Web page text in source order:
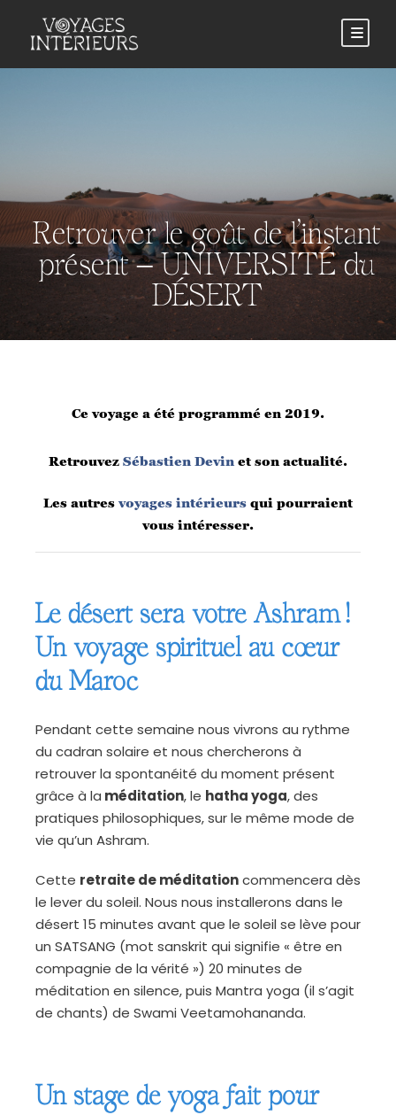
Retrouver le goût de l’instant
présent – UNIVERSITÉ du
DÉSERT
Ce voyage a été programmé en 2019.
Retrouvez Sébastien Devin et son actualité.
Les autresvoyages intérieurs qui pourraient
vous intéresser.
Le désert sera votre Ashram!
Un voyage spirituel au cœur
du Maroc
Pendant cette semaine nous vivrons au rythme
du cadran solaire et nous chercherons à
retrouver la spontanéité du moment présent
grâce à la méditation, le hatha yoga, des
pratiques philosophiques, sur le même mode de
vie qu’un Ashram.
Cette retraite de méditationcommencera dès
le lever du soleil. Nous nous installerons dans le
désert 15 minutes avant que le soleil se lève pour
un SATSANG (mot sanskrit qui signifie « être en
compagnie de la vérité ») 20 minutes de
méditation en silence, puis Mantra yoga (il s’agit
de chants) de Swami Veetamohananda.
Un stage de yoga fait pour